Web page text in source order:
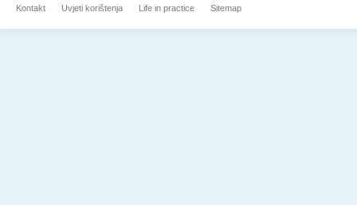
Kontakt Uvjeti korištenja Life in practice Sitemap